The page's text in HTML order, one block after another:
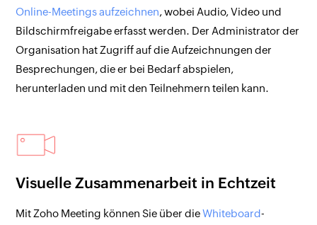
Online-Meetings aufzeichnen, wobei Audio, Video und
Bildschirmfreigabe erfasst werden. Der Administrator der
Organisation hat Zugriff auf die Aufzeichnungen der
Besprechungen, die er bei Bedarf abspielen,
herunterladen und mit den Teilnehmern teilen kann.
Visuelle Zusammenarbeit in Echtzeit
Mit Zoho Meeting können Sie über dieWhiteboard-